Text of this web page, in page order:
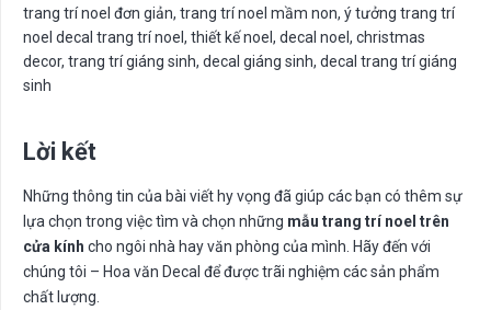
trang trí noel đơn giản, trang trí noel mầm non, ý tưởng trang trí
noel decal trang trí noel, thiết kế noel, decal noel, christmas
decor, trang trí giáng sinh, decal giáng sinh, decal trang trí giáng
sinh
Lời kết
Những thông tin của bài viết hy vọng đã giúp các bạn có thêm sự
lựa chọn trong việc tìm và chọn những mẫu trang trí noel trên
cửa kính cho ngôi nhà hay văn phòng của mình. Hãy đến với
chúng tôi – Hoa văn Decal để được trãi nghiệm các sản phẩm
chất lượng.